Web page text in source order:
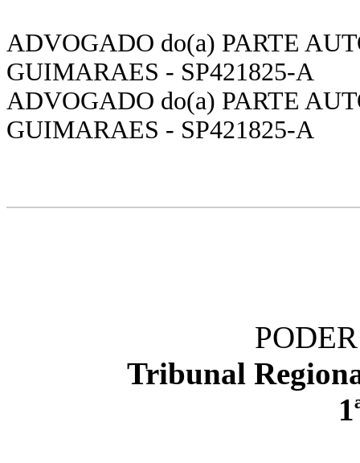
ADVOGADO do(a) PARTE
GUIMARAES - SP421825-A
ADVOGADO do(a) PARTE
GUIMARAES - SP421825-A
Tribunal